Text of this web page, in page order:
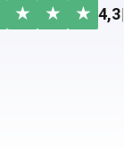
★ ★ ★ 4,3|